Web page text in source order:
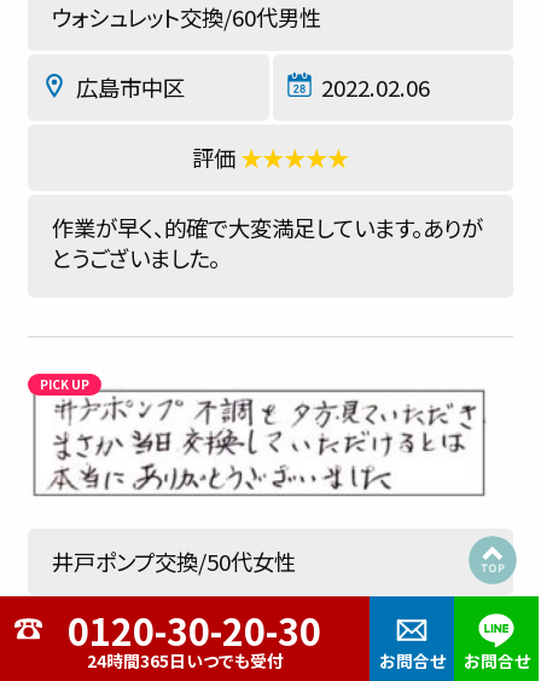
24時間365日いつでも受付 お問合せ お問合せ
ウォシュレット交換/60代男性
広島市中区 2022.02.06
★★★★★
作業が早く、的確で大変満足しています。ありが
とうございました。
井戸ポンプ交換/50代女性
広島市安芸区 2021.12.10